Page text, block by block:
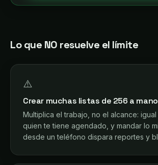
Lo que NO resuelve el límite
⚠️
Crear muchas listas de 256 a mano
Multiplica el trabajo, no el alcance:
quien te tiene agendado, y mandar lo
desde un teléfono dispara reportes y